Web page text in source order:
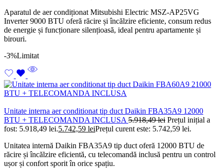
Aparatul de aer condiționat Mitsubishi Electric MSZ-AP25VG
Inverter 9000 BTU oferă răcire și încălzire eficiente, consum redus
de energie și funcționare silențioasă, ideal pentru apartamente și
birouri.
-3%Limitat
Unitate interna aer conditionat tip duct Daikin FBA35A9 12000
BTU + TELECOMANDA INCLUSA 5.918,49lei Prețul inițial a
fost: 5.918,49 lei.5.742,59 leiPrețul curent este: 5.742,59 lei.
Unitatea internă Daikin FBA35A9 tip duct oferă 12000 BTU de
răcire și încălzire eficientă, cu telecomandă inclusă pentru un control
ușor și confort sporit în orice spațiu.